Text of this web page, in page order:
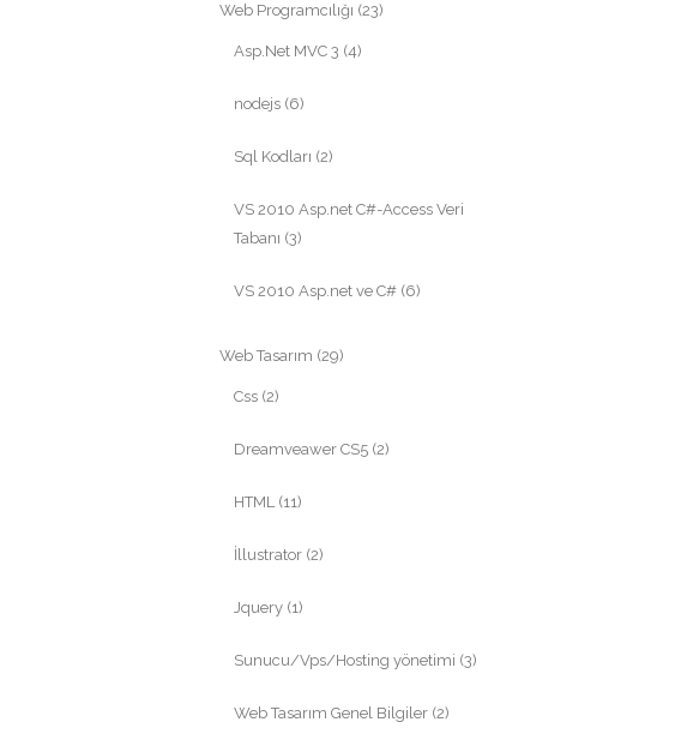
Web Programcılığı (23)
Asp.Net MVC 3 (4)
nodejs (6)
Sql Kodları (2)
VS 2010 Asp.net C#-Access Veri
Tabanı (3)
VS 2010 Asp.net ve C# (6)
Web Tasarım (29)
Css (2)
Dreamveawer CS5 (2)
HTML(11)
İllustrator (2)
Jquery (1)
Sunucu/Vps/Hosting yönetimi (3)
Web Tasarım Genel Bilgiler (2)